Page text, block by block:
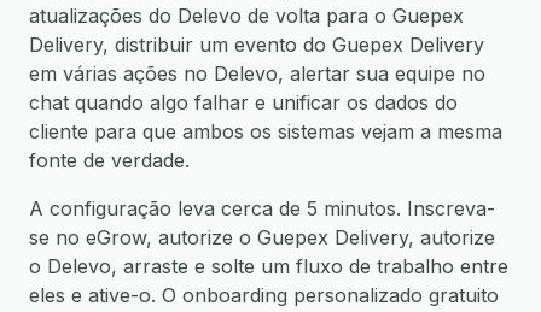
atualizações do Delevo de volta para o Guepex
Delivery, distribuir um evento do Guepex Delivery
em várias ações no Delevo, alertar sua equipe no
chat quando algo falhar e unificar os dados do
cliente para que ambos os sistemas vejam a mesma
fonte de verdade.
A configuração leva cerca de 5 minutos. Inscreva-
se no eGrow, autorize o Guepex Delivery, autorize
o Delevo, arraste e solte um fluxo de trabalho entre
eles e ative-o. O onboarding personalizado gratuito